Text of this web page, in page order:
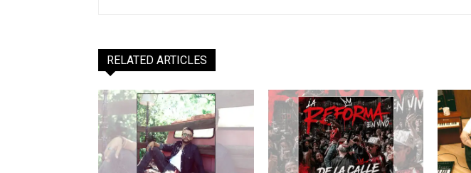
RELATED ARTICLES